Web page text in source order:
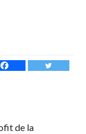
de la